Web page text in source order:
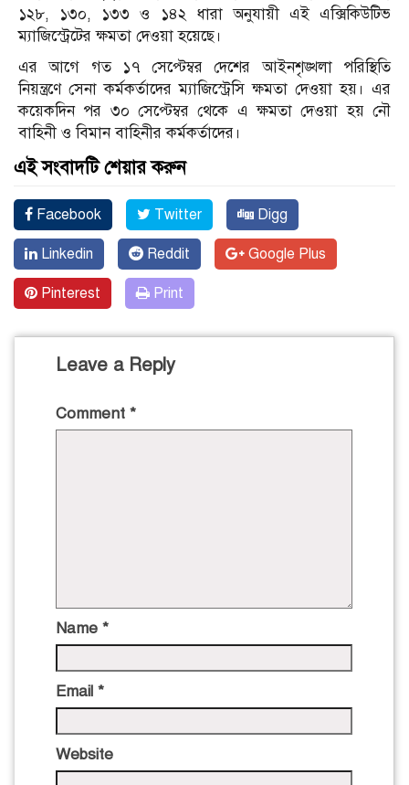
১২৮, ১৩০, ১৩৩ ও ১৪২ ধারা অনুযায়ী এই এক্সিকিউটিভ
ম্যাজিস্ট্রেটের ক্ষমতা দেওয়া হয়েছে।
এর আগে গত ১৭ সেপ্টেম্বর দেশের আইনশৃঙ্খলা পরিস্থিতি
নিয়ন্ত্রণে সেনা কর্মকর্তাদের ম্যাজিস্ট্রেসি ক্ষমতা দেওয়া হয়। এর
কয়েকদিন পর ৩০ সেপ্টেম্বর থেকে এ ক্ষমতা দেওয়া হয় নৌ
বাহিনী ও বিমান বাহিনীর কর্মকর্তাদের।
এই সংবাদটি শেয়ার করুন
Facebook Twitter Digg
Linkedin Reddit Google Plus
Pinterest Print
Leave a Reply
Comment *
Name *
Email *
Website